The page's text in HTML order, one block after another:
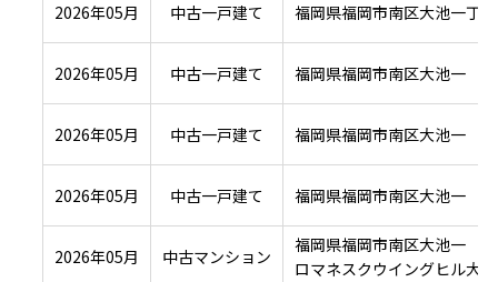
2026年05月 中古一戸建て 福岡県福岡市南区大池一丁目
2026年05月 中古一戸建て 福岡県福岡市南区大池一
2026年05月 中古一戸建て 福岡県福岡市南区大池一
2026年05月 中古一戸建て 福岡県福岡市南区大池一
2026年05月 中古マンション
福岡県福岡市南区大池一
ロマネスクウイングヒル大池